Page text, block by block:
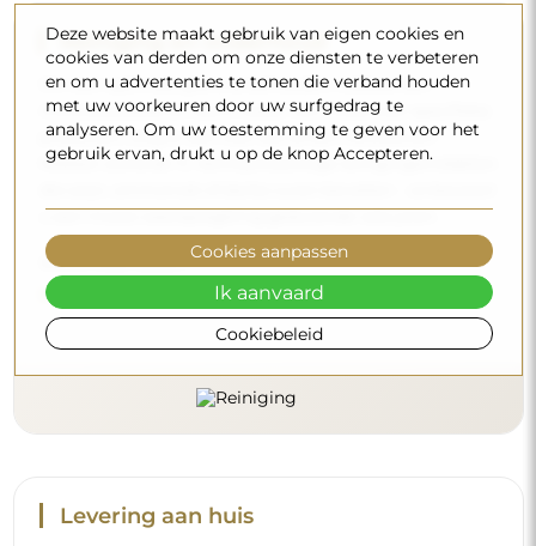
Reiniging en onderhoud
Om een optimale glans te behouden, volstaat een
microvezeldoek en warm water. Als u kiest voor specifieke
producten, zorg er dan voor dat ze een neutrale pH
hebben (rond de 7). Vermijd krachtige reinigingsmiddelen
u een mooie weerspiegeling gedurende vele jaren.
Wilt u meer weten?
Lees meer tips op onze blog.
Levering aan huis
Deze website maakt gebruik van eigen cookies en
cookies van derden om onze diensten te verbeteren
en om u advertenties te tonen die verband houden
met uw voorkeuren door uw surfgedrag te
analyseren. Om uw toestemming te geven voor het
gebruik ervan, drukt u op de knop Accepteren.
Cookiebeleid
Cookies aanpassen
Ik aanvaard